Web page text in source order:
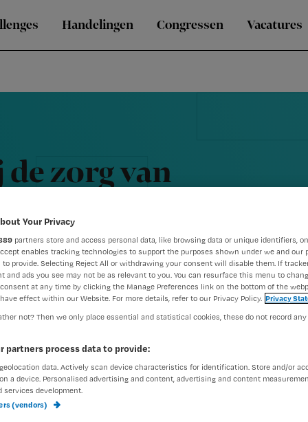
Handelingen Congressen Vacatures
zorg van
kan je
Your Privacy
partners store and access personal data, like browsing data or unique identifiers,
enables tracking technologies to support the purposes shown under we and our
to provide. Selecting Reject All or withdrawing your consent will disable them. If
and ads you see may not be as relevant to you. You can resurface this menu to
at any time by clicking the Manage Preferences link on the bottom of the
effect within our Website. For more details, refer to our Privacy Policy. Privacy
not? Then we only place essential and statistical cookies, these do not record
partners process data to provide:
data. Actively scan device characteristics for identification. Store and/or
a device. Personalised advertising and content, advertising and content
services development.
(vendors)